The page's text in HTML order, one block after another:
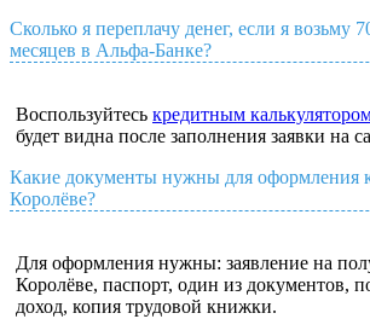
Сколько я переплачу денег, если я возьму
месяцев в Альфа-Банке?
Воспользуйтесь кредитным
будет видна после заполнения заявки на
Какие документы нужны для оформления
Королёве?
Для оформления нужны: заявление на
Королёве, паспорт, один из документов,
доход, копия трудовой книжки.